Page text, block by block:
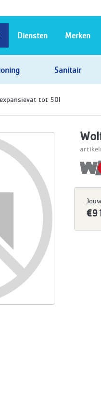
Sanitair
Diensten Merken
tot 50l